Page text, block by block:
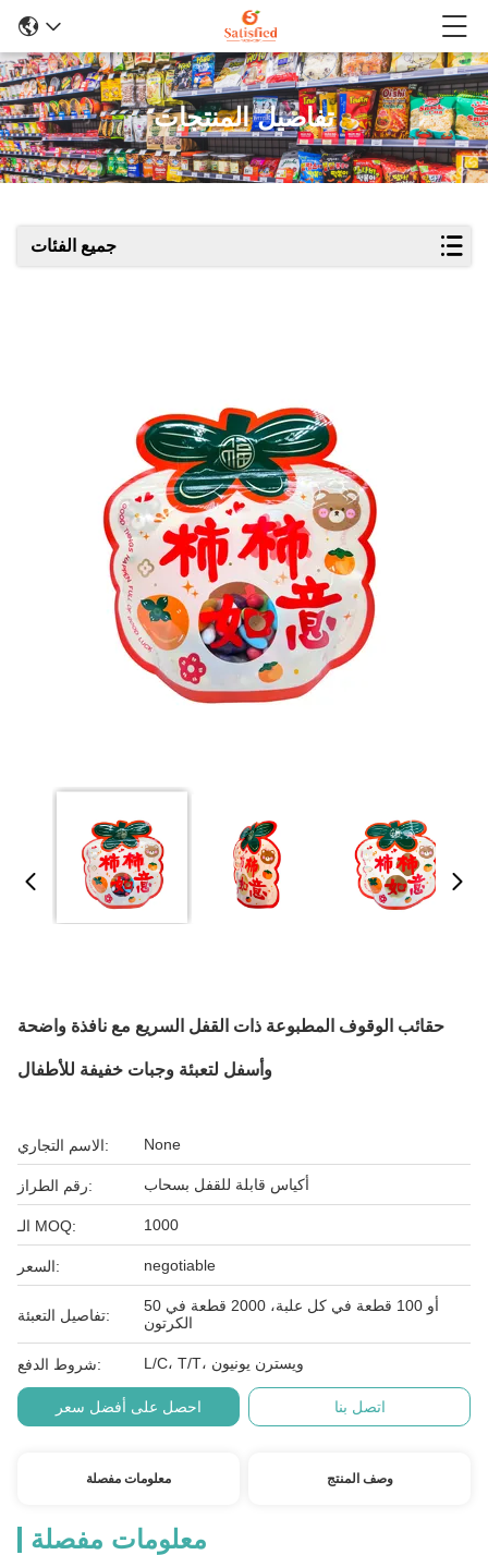
تفاصيل المنتجات
جميع الفئات
حقائب الوقوف المطبوعة ذات القفل السريع مع نافذة واضحة
وأسفل لتعبئة وجبات خفيفة للأطفال
الاسم التجاري: None
رقم الطراز: أكياس قابلة للقفل بسحاب
الـ MOQ: 1000
السعر: negotiable
تفاصيل التعبئة:
50 أو 100 قطعة في كل علبة، 2000 قطعة في
الكرتون
شروط الدفع: L/C، T/T، ويسترن يونيون
احصل على أفضل سعر اتصل بنا
معلومات مفصلة وصف المنتج
معلومات مفصلة